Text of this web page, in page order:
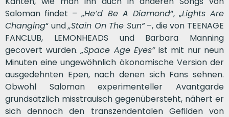
Saloman findet – „He’d Be A Diamond“, „Lights Are
Changing“ und„Stain On The Sun“–, die von TEENAGE
FANCLUB, LEMONHEADS und Barbara Manning
gecovert wurden.„Space Age Eyes“ist mit nur neun
Minuten eine ungewöhnlich ökonomische Version der
ausgedehnten Epen, nach denen sich Fans sehnen.
Obwohl Saloman experimenteller Avantgarde
grundsätzlich misstrauisch gegenübersteht, nähert er
sich dennoch den transzendentalen Gefilden von